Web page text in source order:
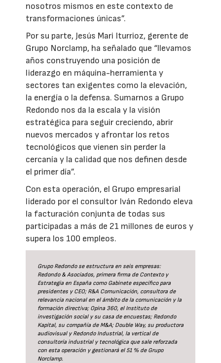
nosotros mismos en este contexto de
transformaciones únicas”.
Por su parte, Jesús Mari Iturrioz, gerente de
Grupo Norclamp, ha señalado que “llevamos
años construyendo una posición de
liderazgo en máquina-herramienta y
sectores tan exigentes como la elevación,
la energía o la defensa. Sumarnos a Grupo
Redondo nos da la escala y la visión
estratégica para seguir creciendo, abrir
nuevos mercados y afrontar los retos
tecnológicos que vienen sin perder la
cercanía y la calidad que nos definen desde
el primer día”.
Con esta operación, el Grupo empresarial
liderado por el consultor Iván Redondo eleva
la facturación conjunta de todas sus
participadas a más de 21 millones de euros y
supera los 100 empleos.
Grupo Redondo se estructura en seis empresas:
Redondo & Asociados, primera firma de Contexto y
Estrategia en España como Gabinete específico para
presidentes y CEO; R&A Comunicación, consultora de
relevancia nacional en el ámbito de la comunicación y la
formación directiva; Opina 360, el Instituto de
investigación social y su casa de encuestas; Redondo
Kapital, su compañía de M&A; Double Way, su productora
audiovisual y Redondo Industrial, la vertical de
consultoría industrial y tecnológica que sale reforzada
con esta operación y gestionará el 51 % de Grupo
Norclamp.